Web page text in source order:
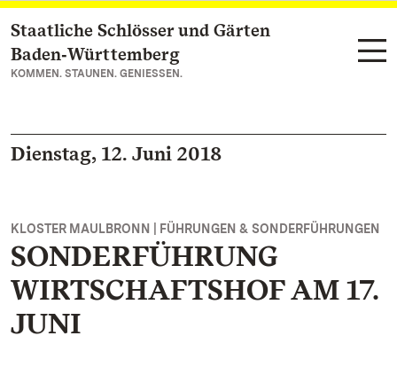
Zum Hauptinhalt springen
Staatliche Schlösser und Gärten
Baden‑Württemberg
KOMMEN. STAUNEN. GENIESSEN.
Dienstag, 12. Juni 2018
KLOSTER MAULBRONN | FÜHRUNGEN & SONDERFÜHRUNGEN
SONDERFÜHRUNG
WIRTSCHAFTSHOF AM 17.
JUNI